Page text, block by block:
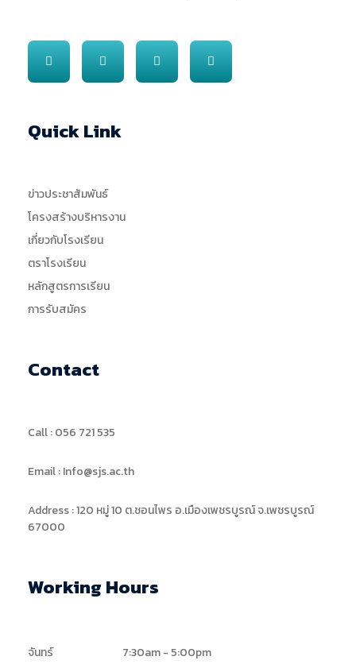
Quick Link
ข่าวประชาสัมพันธ์
โครงสร้างบริหารงาน
เกี่ยวกับโรงเรียน
ตราโรงเรียน
หลักสูตรการเรียน
การรับสมัคร
Contact
Call : 056 721 535
Email : Info@sjs.ac.th
Address : 120 หมู่ 10 ต.ชอนไพร อ.เมืองเพชรบูรณ์ จ.เพชรบูรณ์
67000
Working Hours
จันทร์
7:30am - 5:00pm